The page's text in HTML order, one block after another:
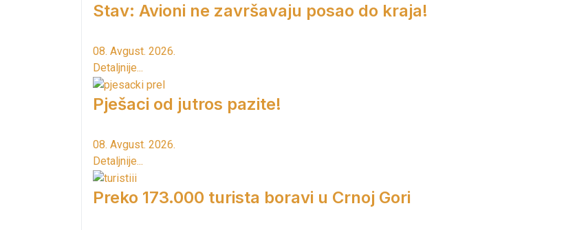
Stav: Avioni ne završavaju posao do kraja!
08. Avgust. 2026.
Detaljnije...
Pješaci od jutros pazite!
08. Avgust. 2026.
Detaljnije...
Preko 173.000 turista boravi u Crnoj Gori